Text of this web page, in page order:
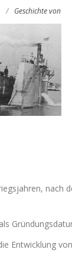
/ Geschichte von
nach
Entwicklung